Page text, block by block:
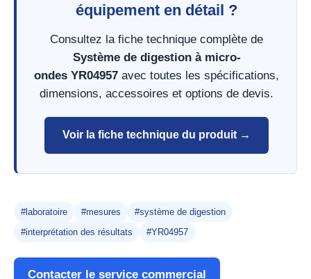
équipement en détail ?
Consultez la fiche technique complète de
Système de digestion à micro-
ondes YR04957 avec toutes les spécifications,
dimensions, accessoires et options de devis.
Voir la fiche technique du produit →
#laboratoire #mesures
#système de digestion
#interprétation des résultats
#YR04957
Contacter le service commercial